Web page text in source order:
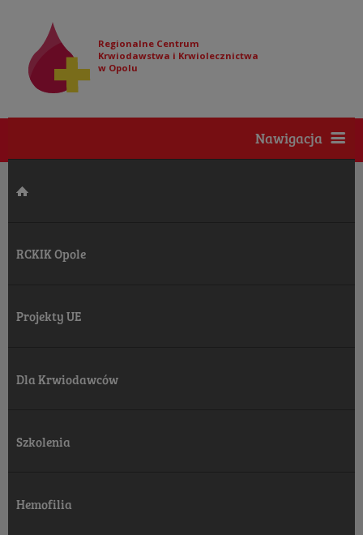
Regionalne Centrum
Krwiodawstwa i Krwiolecznictwa
w Opolu
Nawigacja
RCKIK Opole
Projekty UE
Dla Krwiodawców
Szkolenia
Hemofilia